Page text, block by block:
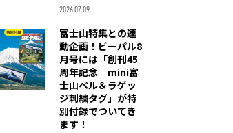
2026.07.09
富士山特集との連
動企画！ビーパル8
月号には「創刊45
周年記念 mini富
士山ベル＆ラゲッ
ジ刺繍タグ」が特
別付録でついてき
ます！